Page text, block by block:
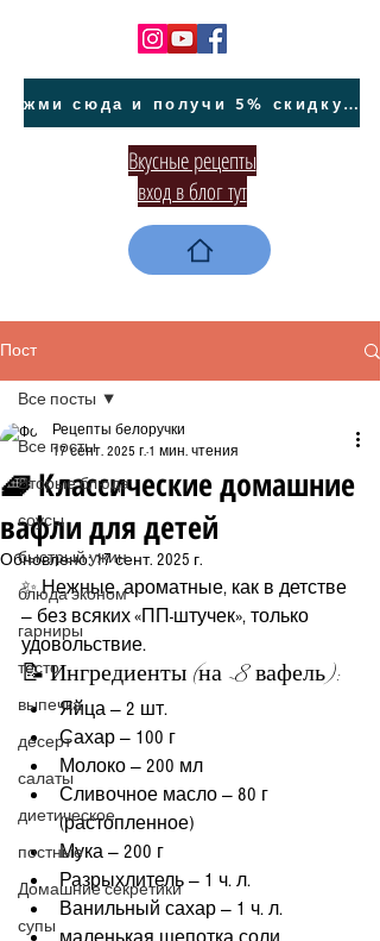
жми сюда и получи 5% скидку на покупку авто на Кипре и автообслуживание
Вкусные рецепты
вход в блог тут
Пост
Все посты
Вторые блюда
соусы
быстрый ужин
блюда эконом
гарниры
тесто
выпечка
десерт
салаты
диетическое
постные
Домашние секретики
супы
Все посты
🧇 Классические домашние
вафли для детей
Рецепты белоручки
17 сент. 2025 г. 1 мин. чтения
Обновлено:17 сент. 2025 г.
✨ Нежные, ароматные, как в детстве
— без всяких «ПП-штучек», только
удовольствие.
📝 Ингредиенты (на ~8 вафель):
Яйца — 2 шт.
Сахар — 100 г
Молоко — 200 мл
Сливочное масло — 80 г
(растопленное)
Мука — 200 г
Разрыхлитель — 1 ч. л.
Ванильный сахар — 1 ч. л.